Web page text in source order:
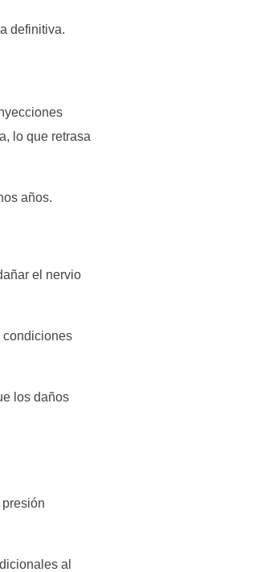
definitiva​.
lo que retrasa
años.
el nervio
condiciones
los daños
al